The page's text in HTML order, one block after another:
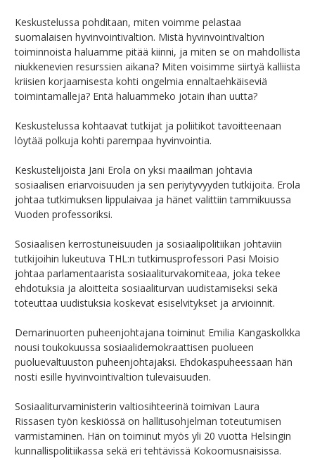
Keskustelussa pohditaan, miten voimme pelastaa
suomalaisen hyvinvointivaltion. Mistä hyvinvointivaltion
toiminnoista haluamme pitää kiinni, ja miten se on mahdollista
niukkenevien resurssien aikana? Miten voisimme siirtyä kalliista
kriisien korjaamisesta kohti ongelmia ennaltaehkäiseviä
toimintamalleja? Entä haluammeko jotain ihan uutta?
Keskustelussa kohtaavat tutkijat ja poliitikot tavoitteenaan
löytää polkuja kohti parempaa hyvinvointia.
Keskustelijoista Jani Erola on yksi maailman johtavia
sosiaalisen eriarvoisuuden ja sen periytyvyyden tutkijoita. Erola
johtaa tutkimuksen lippulaivaa ja hänet valittiin tammikuussa
Vuoden professoriksi.
Sosiaalisen kerrostuneisuuden ja sosiaalipolitiikan johtaviin
tutkijoihin lukeutuva THL:n tutkimusprofessori Pasi Moisio
johtaa parlamentaarista sosiaaliturvakomiteaa, joka tekee
ehdotuksia ja aloitteita sosiaaliturvan uudistamiseksi sekä
toteuttaa uudistuksia koskevat esiselvitykset ja arvioinnit.
Demarinuorten puheenjohtajana toiminut Emilia Kangaskolkka
nousi toukokuussa sosiaalidemokraattisen puolueen
puoluevaltuuston puheenjohtajaksi. Ehdokaspuheessaan hän
nosti esille hyvinvointivaltion tulevaisuuden.
Sosiaaliturvaministerin valtiosihteerinä toimivan Laura
Rissasen työn keskiössä on hallitusohjelman toteutumisen
varmistaminen. Hän on toiminut myös yli 20 vuotta Helsingin
kunnallispolitiikassa sekä eri tehtävissä Kokoomusnaisissa.